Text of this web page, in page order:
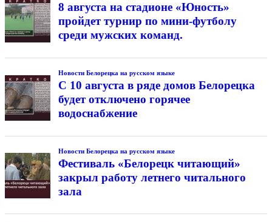
8 августа на стадионе «Юность»
пройдет турнир по мини-футболу
среди мужских команд.
Новости Белорецка на русском языке
С 10 августа в ряде домов Белорецка
будет отключено горячее
водоснабжение
Новости Белорецка на русском языке
Фестиваль «Белорецк читающий»
закрыл работу летнего читального
зала